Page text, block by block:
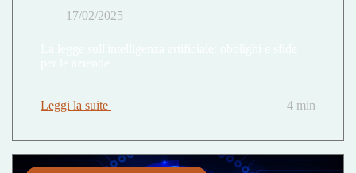
17/02/2025
Leggi la suite 4 min